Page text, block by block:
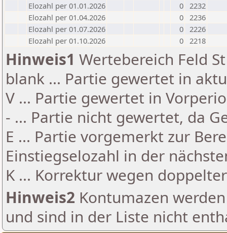
Elozahl per 01.01.2026
0 2232
Elozahl per 01.04.2026
0 2236
Elozahl per 01.07.2026
0 2226
Elozahl per 01.10.2026
0 2218
Hinweis1 Wertebereich Feld
blank ... Partie gewertet in
V ... Partie gewertet in
- ... Partie nicht gewertet, da
E ... Partie vorgemerkt zur
Einstiegselozahl in der
K ... Korrektur wegen
Hinweis2 Kontumazen
und sind in der Liste nicht